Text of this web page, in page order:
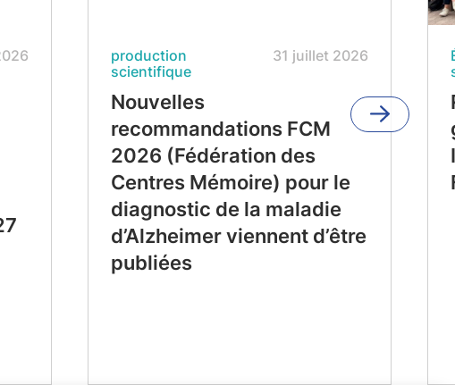
production
scientifique
31 juillet 2026
Nouvelles
recommandations FCM
2026 (Fédération des
Centres Mémoire) pour le
diagnostic de la maladie
d’Alzheimer viennent d’être
publiées